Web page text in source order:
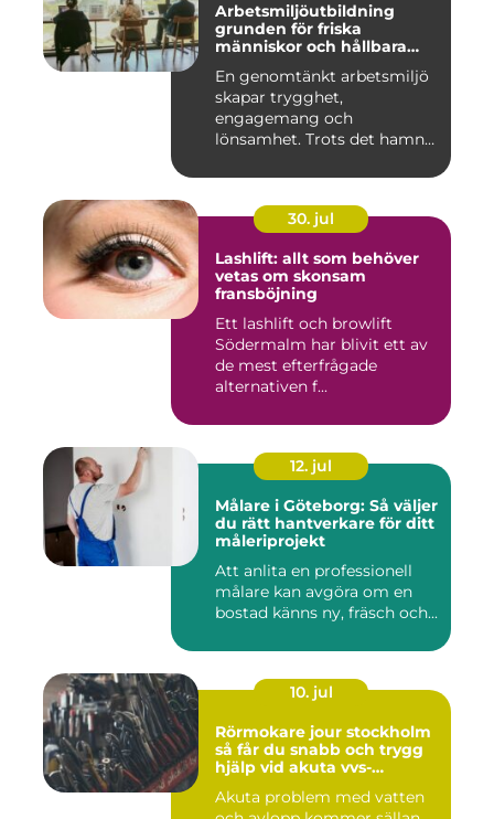
Arbetsmiljöutbildning
grunden för friska
människor och hållbara
En genomtänkt arbetsmiljö
skapar trygghet,
engagemang och
lönsamhet. Trots det hamnar
30. jul
Lashlift: allt som behöver
vetas om skonsam
fransböjning
Ett lashlift och browlift
Södermalm har blivit ett av
de mest efterfrågade
alternativen f...
12. jul
Målare i Göteborg: Så väljer
du rätt hantverkare för ditt
måleriprojekt
Att anlita en professionell
målare kan avgöra om en
bostad känns ny, fräsch och...
10. jul
Rörmokare jour stockholm
så får du snabb och trygg
hjälp vid akuta vvs-
Akuta problem med vatten